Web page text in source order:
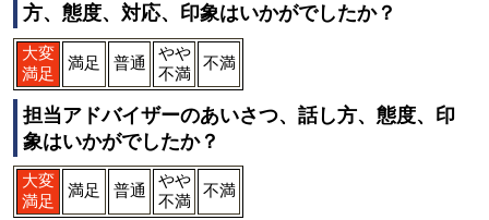
方、態度、対応、印象はいかがでしたか？
大変
満足
満足 普通
やや
不満
不満
担当アドバイザーのあいさつ、話し方、態度、印
象はいかがでしたか？
大変
満足
満足 普通
やや
不満
不満